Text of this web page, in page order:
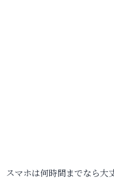
スマホは何時間までなら大